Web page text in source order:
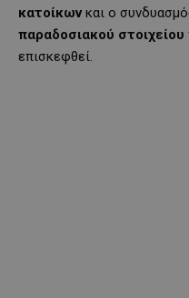
κατοίκων και ο
παραδοσιακού στοιχείου
επισκεφθεί.